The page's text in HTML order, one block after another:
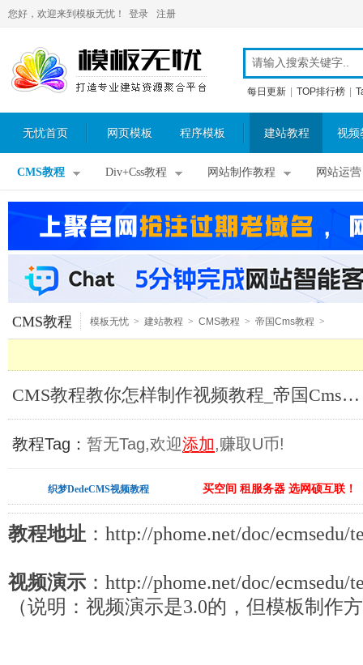
您好，欢迎来到模板无忧！ 登录 注册
每日更新 TOP排行榜
无忧首页 网页模板 程序模板 建站教程 视频
CMS教程 Div+Css教程 网站制作教程 网站运营
CMS教程 模板无忧 > 建站教程 > CMS教程 > 帝国Cms教程 >
CMS教程教你怎样制作视频教程_帝国Cms教程
教程Tag： 暂无Tag,欢迎添加,赚取U币!
织梦DedeCMS视频教程 买空间 租服务器 选网硕互联！
教程地址 ：http://phome.net/doc/ecmsedu/
视频演示 ：http://phome.net/doc/ecmsedu/
（说明：视频演示是3.0的，但模板制作